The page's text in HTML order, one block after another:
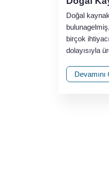
Doğal
birçok
dolayısıyla
Devamını